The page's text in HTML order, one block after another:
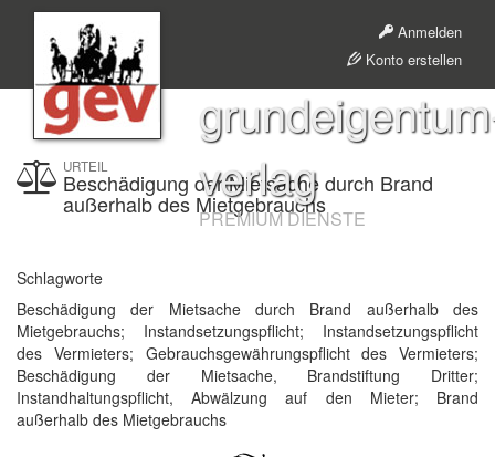
Anmelden
Konto erstellen
verlag
PREMIUM DIENSTE
URTEIL
Beschädigung der Mietsache durch Brand
außerhalb des Mietgebrauchs
Schlagworte
Beschädigung der Mietsache durch Brand außerhalb des
Mietgebrauchs; Instandsetzungspflicht; Instandsetzungspflicht
des Vermieters; Gebrauchsgewährungspflicht des Vermieters;
Beschädigung der Mietsache, Brandstiftung Dritter;
Instandhaltungspflicht, Abwälzung auf den Mieter; Brand
außerhalb des Mietgebrauchs